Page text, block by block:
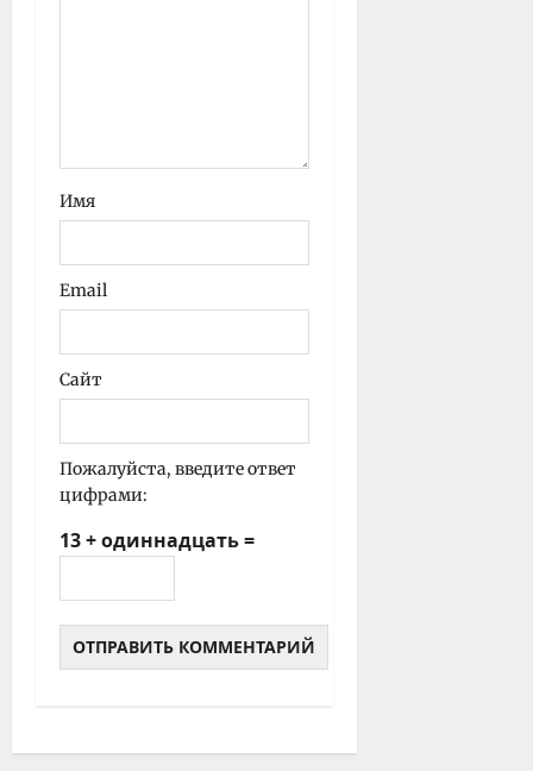
Имя
Email
Сайт
Пожалуйста, введите ответ
цифрами:
13 + одиннадцать =